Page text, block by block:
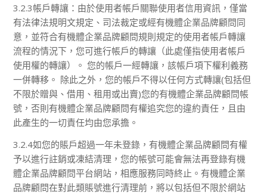
3.2.3帳戶轉讓：由於使用者帳戶關聯使用者信用資訊，僅當
有法律法規明文規定、司法裁定或經有機體企業品牌顧問同
意，並符合有機體企業品牌顧問規則規定的使用者帳戶轉讓
流程的情況下，您可進行帳戶的轉讓（此處僅指使用者帳戶
使用權的轉讓）。 您的帳戶一經轉讓，該帳戶項下權利義務
一併轉移。 除此之外，您的帳戶不得以任何方式轉讓(包括但
不限於贈與、借用、租用或出賣)您的有機體企業品牌顧問帳
號，否則有機體企業品牌顧問有權追究您的違約責任，且由
此產生的一切責任均由您承擔。
3.2.4如您的賬戶超過一年未登錄，有機體企業品牌顧問有權
予以進行註銷或凍結清理，您的帳號可能會無法再登錄有機
體企業品牌顧問平台網站，相應服務同時終止。有機體企業
品牌顧問在對此類賬號進行清理前，將以包括但不限於網站